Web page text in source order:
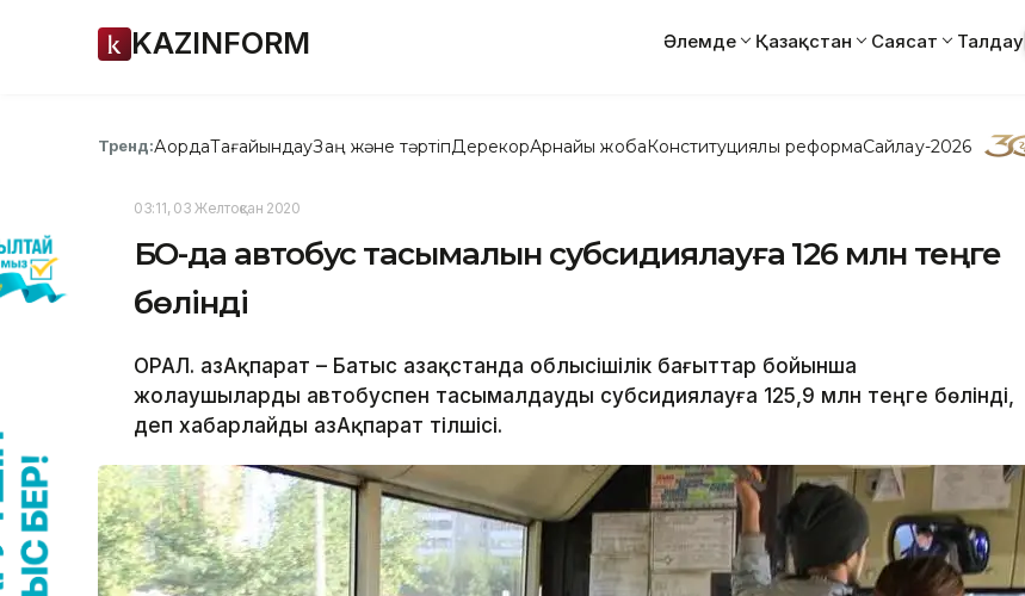
KAZINFORM Әлемде Қазақстан Саясат Талдау
Тренд:АқордаТағайындауЗаң және тәртіпДерекқорАрнайы жобаКонституциялық реформаСайлау-2026
03:11, 03 Желтоқсан 2020
БҚО-да автобус тасымалын субсидиялауға 126 млн теңге
бөлінді
ОРАЛ. ҚазАқпарат – Батыс Қазақстанда облысішілік бағыттар бойынша
жолаушыларды автобуспен тасымалдауды субсидиялауға 125,9 млн теңге бөлінді,
деп хабарлайды ҚазАқпарат тілшісі.